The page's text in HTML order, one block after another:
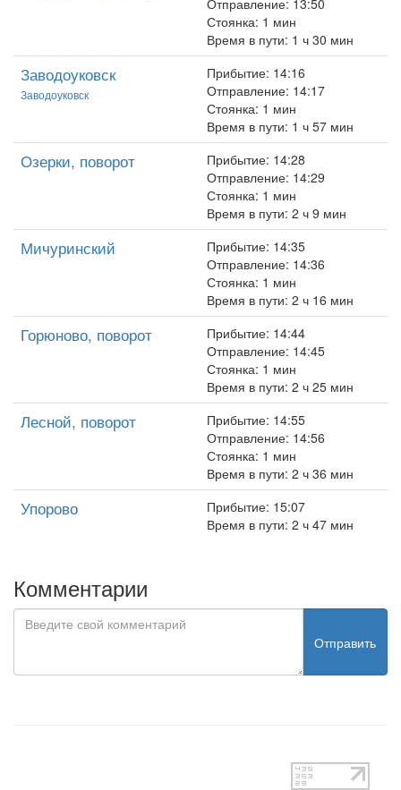
Отправление: 13:50
Стоянка: 1 мин
Время в пути: 1 ч 30 мин
Заводоуковск
Заводоуковск
Прибытие: 14:16
Отправление: 14:17
Стоянка: 1 мин
Время в пути: 1 ч 57 мин
Озерки, поворот
Прибытие: 14:28
Отправление: 14:29
Стоянка: 1 мин
Время в пути: 2 ч 9 мин
Мичуринский
Прибытие: 14:35
Отправление: 14:36
Стоянка: 1 мин
Время в пути: 2 ч 16 мин
Горюново, поворот
Прибытие: 14:44
Отправление: 14:45
Стоянка: 1 мин
Время в пути: 2 ч 25 мин
Лесной, поворот
Прибытие: 14:55
Отправление: 14:56
Стоянка: 1 мин
Время в пути: 2 ч 36 мин
Упорово
Прибытие: 15:07
Время в пути: 2 ч 47 мин
Комментарии
Отправить